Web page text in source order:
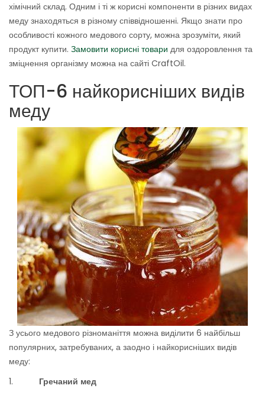
хімічний склад. Одним і ті ж корисні компоненти в різних видах
меду знаходяться в різному співвідношенні. Якщо знати про
особливості кожного медового сорту, можна зрозуміти, який
продукт купити. Замовити корисні товари для оздоровлення та
зміцнення організму можна на сайті CraftOil.
ТОП-6 найкорисніших видів
меду
З усього медового різноманіття можна виділити 6 найбільш
популярних, затребуваних, а заодно і найкорисніших видів
меду:
1. Гречаний мед